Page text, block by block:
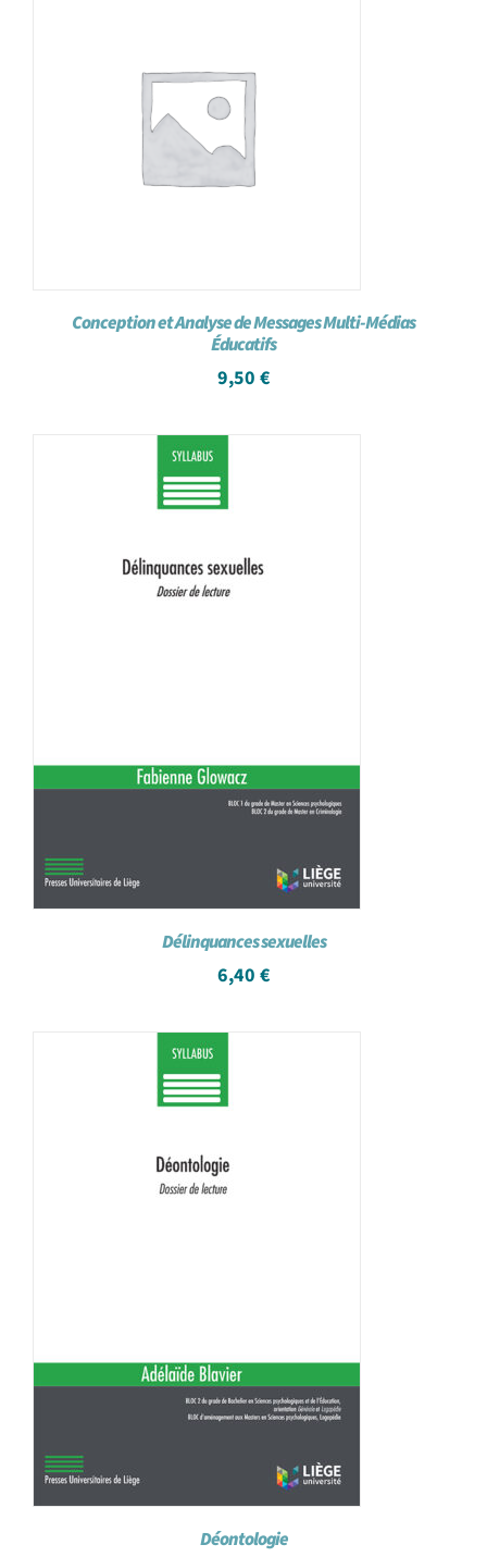
Conception et Analyse de Messages Multi-Médias
Éducatifs
9,50 €
Délinquances sexuelles
6,40 €
Déontologie